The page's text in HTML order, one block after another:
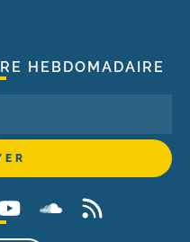
HEBDOMADAIRE